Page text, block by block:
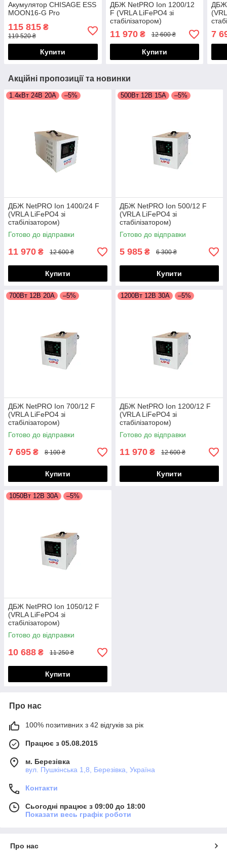
Акумулятор CHISAGE ESS
MOON16-G Pro
115 815 ₴
119 520 ₴
Купити
ДБЖ NetPRO Ion 1200/12
F (VRLA LiFePO4 зі
стабілізатором)
11 970₴ 12 600 ₴
Купити
ДБЖ
7
Акційні пропозиції та новинки
1.4кВт 24В 20А –5%
ДБЖ NetPRO Ion 1400/24 ​​F
(VRLA LiFePO4 зі
стабілізатором)
Готово до відправки
11 970 ₴ 12 600 ₴
Купити
500Вт 12В 15А –5%
ДБЖ NetPRO Ion 500/12 F
(VRLA LiFePO4 зі
стабілізатором)
Готово до відправки
5 985 ₴ 6 300 ₴
Купити
700Вт 12В 20А –5%
ДБЖ NetPRO Ion 700/12 F
(VRLA LiFePO4 зі
стабілізатором)
Готово до відправки
7 695 ₴ 8 100 ₴
Купити
1200Вт 12В 30А –5%
ДБЖ NetPRO Ion 1200/12 F
(VRLA LiFePO4 зі
стабілізатором)
Готово до відправки
11 970 ₴ 12 600 ₴
Купити
1050Вт 12В 30А –5%
ДБЖ NetPRO Ion 1050/12 F
(VRLA LiFePO4 зі
стабілізатором)
Готово до відправки
10 688 ₴ 11 250 ₴
Купити
Про нас
100% позитивних з 42 відгуків за рік
Працює з 05.08.2015
м. Березівка
вул. Пушкінська 1,8, Березівка, Україна
Контакти
Сьогодні працює з 09:00 до 18:00
Показати весь графік роботи
Про нас